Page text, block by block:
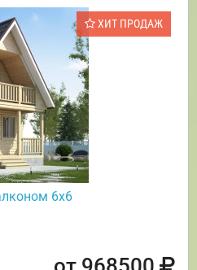
ХИТ ПРОДАЖ
6х6